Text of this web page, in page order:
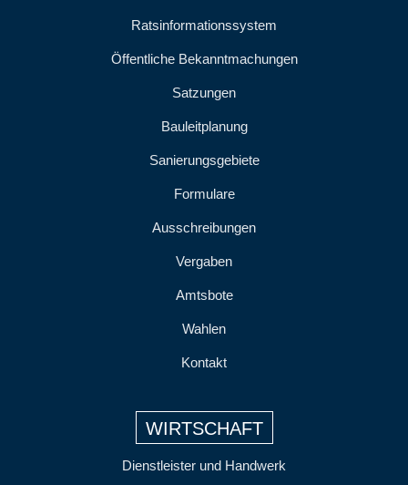
Ratsinformationssystem
Öffentliche Bekanntmachungen
Satzungen
Bauleitplanung
Sanierungsgebiete
Formulare
Ausschreibungen
Vergaben
Amtsbote
Wahlen
Kontakt
WIRTSCHAFT
Dienstleister und Handwerk